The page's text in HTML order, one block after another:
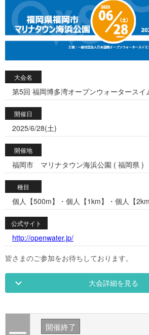
大会名
第5回 福岡博多湾オープンウォータースイ
開催日
2025/6/28(土)
開催地
福岡市 マリナタウン海浜公園 ( 福岡県 )
種目
個人【500m】・個人【1km】・個人【
公式サイト
http://openwater.jp/
皆さまのご参加をお待ちしております。
大会詳細を見る
開催終了